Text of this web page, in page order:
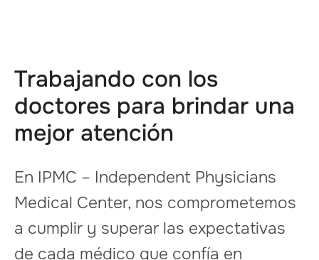
Trabajando con los
doctores para brindar una
mejor atención
En IPMC – Independent Physicians
Medical Center, nos comprometemos
a cumplir y superar las expectativas
de cada médico que confía en